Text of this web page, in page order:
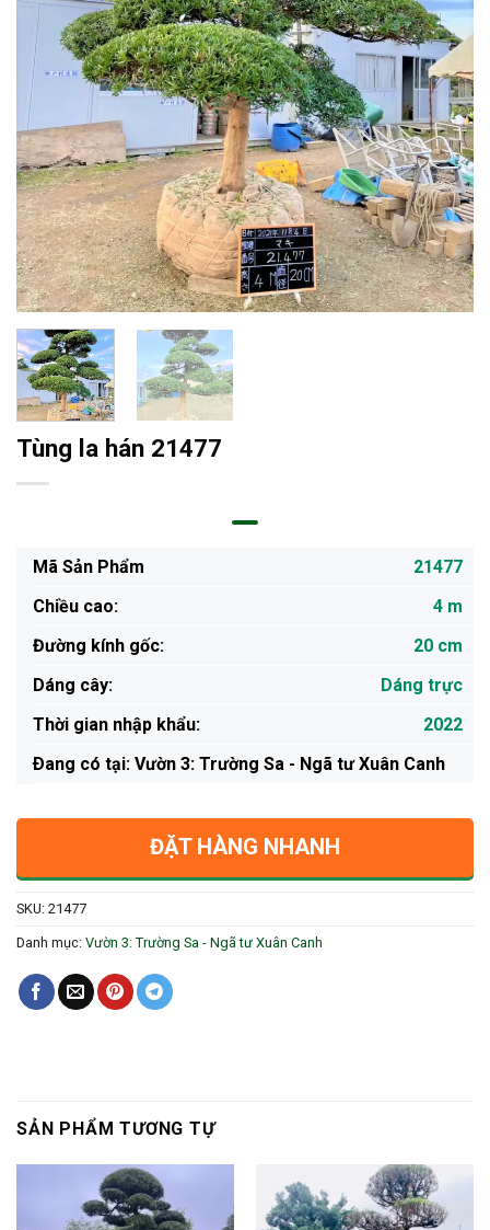
Tùng la hán 21477
Mã Sản Phẩm
21477
Chiều cao:
4 m
Đường kính gốc:
20 cm
Dáng cây:
Dáng trực
Thời gian nhập khẩu:
2022
Ðang có tại: Vườn 3: Trường Sa - Ngã tư Xuân Canh
ĐẶT HÀNG NHANH
SKU: 21477
Danh mục: Vườn 3: Trường Sa - Ngã tư Xuân Canh
SẢN PHẨM TƯƠNG TỰ